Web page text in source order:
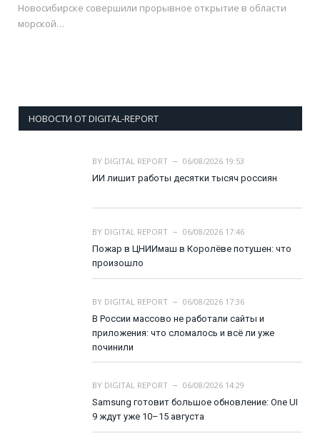
Новосибирске совершили прорывное открытие в области
морской…
НОВОСТИ ОТ DIGITAL-REPORT
BY DIGITAL REPORT
06/08/2026 19:53
ИИ лишит работы десятки тысяч россиян
BY DIGITAL REPORT
06/08/2026 17:46
Пожар в ЦНИИмаш в Королёве потушен: что
произошло
BY DIGITAL REPORT
06/08/2026 17:36
В России массово не работали сайты и
приложения: что сломалось и всё ли уже
починили
BY DIGITAL REPORT
06/08/2026 14:29
Samsung готовит большое обновление: One UI
9 ждут уже 10–15 августа